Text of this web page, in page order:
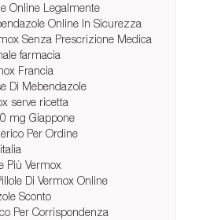
Online Legalmente
Online In Sicurezza
Senza Prescrizione Medica
farmacia
Francia
Di Mebendazole
serve ricetta
mg Giappone
Per Ordine
Più Vermox
Di Vermox Online
Sconto
Per Corrispondenza